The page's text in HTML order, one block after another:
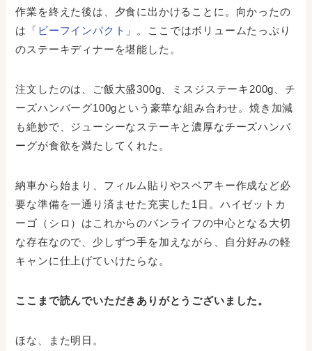
作業を終えた後は、夕食に出かけることに。向かったの
は「 ビーフインパクト 」。ここではボリュームたっぷり
のステーキディナーを堪能した。
注文したのは、ご飯大盛300g、ミスジステーキ200g、チ
ーズハンバーグ100gという豪華な組み合わせ。焼き加減
も絶妙で、ジューシーなステーキと濃厚なチーズハンバ
ーグが食欲を満たしてくれた。
納車から始まり、フィルム貼りやスペアキー作成など必
要な準備を一通り済ませた充実した1日。ハイゼットカ
ーゴ（シロ）はこれからのバンライフの中心となる大切
な存在なので、少しずつ手を加えながら、自分好みの軽
キャンに仕上げていけたらな。
ここまで読んでいただきありがとうございました。
ほな、また明日。